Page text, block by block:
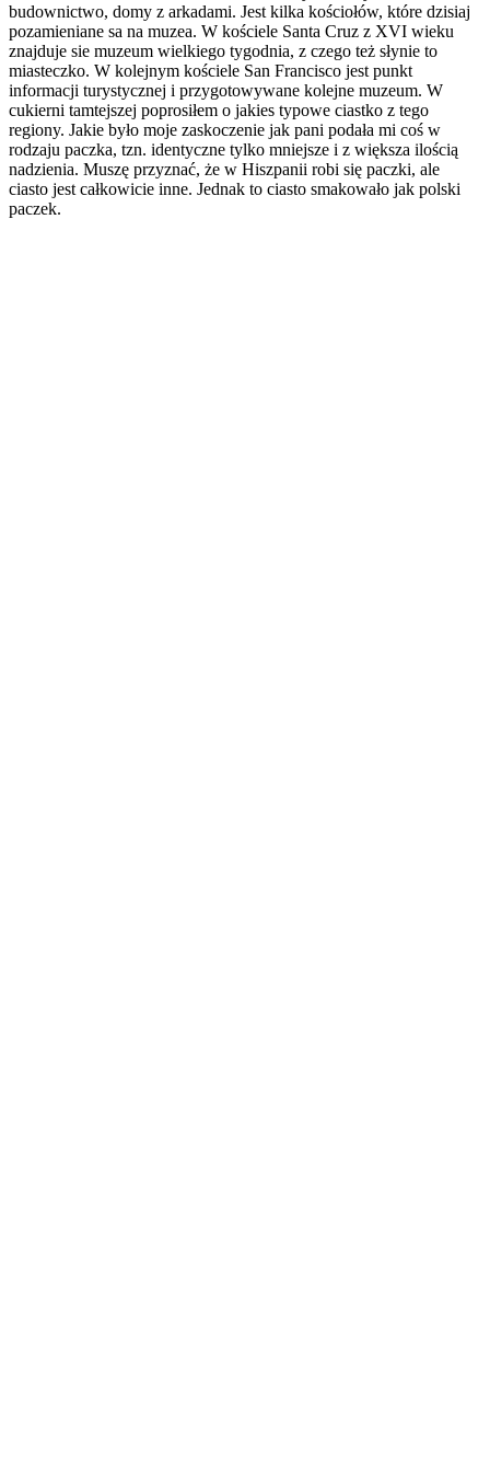
budownictwo, domy z arkadami. Jest kilka kościołów, które dzisiaj
pozamieniane sa na muzea. W kościele Santa Cruz z XVI wieku
znajduje sie muzeum wielkiego tygodnia, z czego też słynie to
miasteczko. W kolejnym kościele San Francisco jest punkt
informacji turystycznej i przygotowywane kolejne muzeum. W
cukierni tamtejszej poprosiłem o jakies typowe ciastko z tego
regiony. Jakie było moje zaskoczenie jak pani podała mi coś w
rodzaju paczka, tzn. identyczne tylko mniejsze i z większa ilością
nadzienia. Muszę przyznać, że w Hiszpanii robi się paczki, ale
ciasto jest całkowicie inne. Jednak to ciasto smakowało jak polski
paczek.